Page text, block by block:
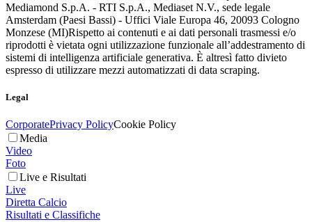
Mediamond S.p.A. - RTI S.p.A., Mediaset N.V., sede legale
Amsterdam (Paesi Bassi) - Uffici Viale Europa 46, 20093 Cologno
Monzese (MI)Rispetto ai contenuti e ai dati personali trasmessi e/o
riprodotti è vietata ogni utilizzazione funzionale all’addestramento di
sistemi di intelligenza artificiale generativa. È altresì fatto divieto
espresso di utilizzare mezzi automatizzati di data scraping.
Legal
CorporatePrivacy PolicyCookie Policy
Media
Video
Foto
Live e Risultati
Live
Diretta Calcio
Risultati e Classifiche